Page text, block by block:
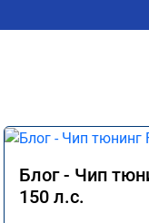
Блог - Чип
150 л.с.